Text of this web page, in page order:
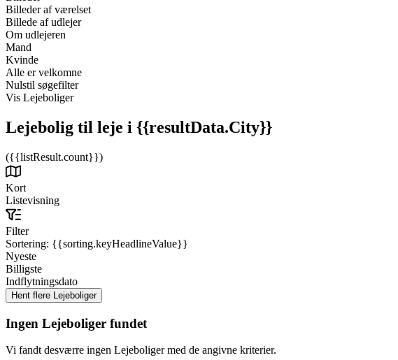
Billeder af værelset
Billede af udlejer
Om udlejeren
Mand
Kvinde
Alle er velkomne
Nulstil søgefilter
Vis Lejeboliger
Lejebolig til leje i {{resultData.City}}
({{listResult.count}})
Kort
Listevisning
Filter
Sortering: {{sorting.keyHeadlineValue}}
Nyeste
Billigste
Indflytningsdato
Ingen Lejeboliger fundet
Vi fandt desværre ingen Lejeboliger med de angivne kriterier.